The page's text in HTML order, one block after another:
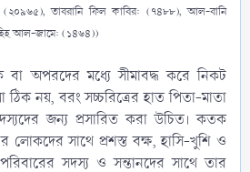
তাবরানি ফিল কাবির: (৭৪৮৮), আল-বানি
আল-জামে: (১৪৬৪))
অপরদের মধ্যে সীমাবদ্ধ করে নিকট
নয়, বরং সচ্চরিত্রের হাত পিতা-মাতা
জন্য প্রসারিত করা উচিত। কতক
লোকদের সাথে প্রশস্ত বক্ষ, হাসি-খুশি ও
সদস্য ও সন্তানদের সাথে তার